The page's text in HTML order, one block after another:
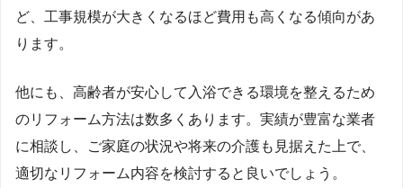
ど、工事規模が大きくなるほど費用も高くなる傾向があ
ります。
他にも、高齢者が安心して入浴できる環境を整えるため
のリフォーム方法は数多くあります。実績が豊富な業者
に相談し、ご家庭の状況や将来の介護も見据えた上で、
適切なリフォーム内容を検討すると良いでしょう。